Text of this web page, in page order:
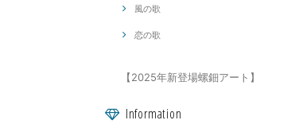
風の歌
恋の歌
【2025年新登場螺鈿アート】
Information